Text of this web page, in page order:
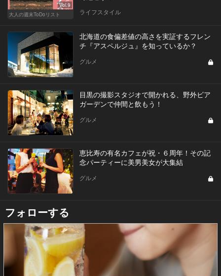
Vol.9
大人の週末ToDoリスト
ライフスタイル
北海道の食偏差値の高さを実証するフレン
チ『アスペルジュ』を知っているか？
グルメ
目黒の撮影スタジオで開かれる、野外ビア
ガーデンで仲間と飲もう！
グルメ
恵比寿の有名カフェが祝・６周年！その記
念パーティーに美男美女が大集結
グルメ
フォローする